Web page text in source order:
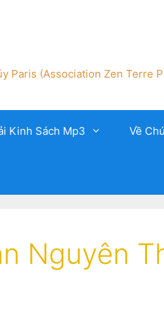
Paris (Association Zen Terre
Kinh Sách Mp3 Về
Nguyên